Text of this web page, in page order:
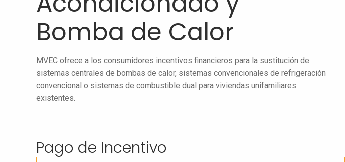
Bomba de Calor
MVEC ofrece a los consumidores incentivos financieros para la sustitución de
sistemas centrales de bombas de calor, sistemas convencionales de refrigeración
convencional o sistemas de combustible dual para viviendas unifamiliares
existentes.
Pago de Incentivo